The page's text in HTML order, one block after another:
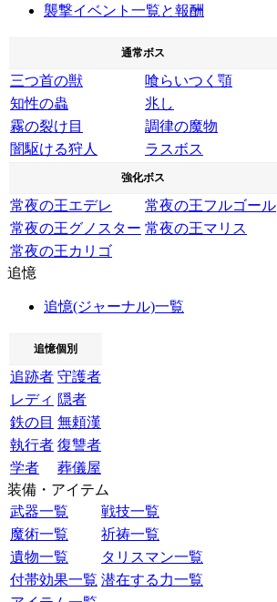
襲撃イベント一覧と報酬
通常ボス
三つ首の獣
喰らいつく顎
知性の蟲
兆し
霧の裂け目
調律の魔物
闇駆ける狩人
ラスボス
強化ボス
常夜の王エデレ
常夜の王フルゴール
常夜の王グノスター 常夜の王マリス
常夜の王カリゴ
追憶
追憶(ジャーナル)一覧
追憶個別
追跡者 守護者
レディ 隠者
鉄の目 無頼漢
執行者 復讐者
学者
葬儀屋
装備・アイテム
武器一覧
戦技一覧
魔術一覧
祈祷一覧
遺物一覧
タリスマン一覧
付帯効果一覧 潜在する力一覧